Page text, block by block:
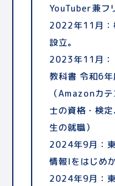
YouTuber兼フ
2022年11月：
設立。
2023年11月：
教科書 令和6年
（Amazonカ
士の資格・検
生の就職）
2024年9月：
情報Iをはじめ
2024年9月：